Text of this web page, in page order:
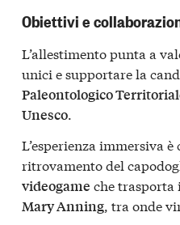
Obiettivi e
L’allestimento punta a
unici e supportare la
Paleontologico
Unesco.
L’esperienza immersiva
ritrovamento del
videogame che
Mary Anning , tra onde